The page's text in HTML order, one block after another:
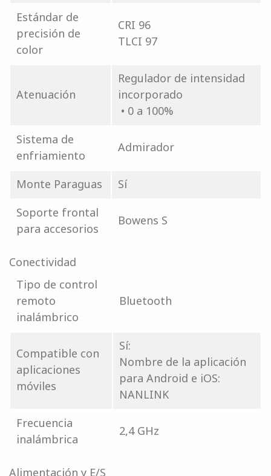
Estándar de
precisión de
color
CRI 96
TLCI 97
Atenuación
Regulador de intensidad
incorporado
• 0 a 100%
Sistema de
enfriamiento
Admirador
Monte Paraguas
Sí
Soporte frontal
para accesorios
Bowens S
Conectividad
Tipo de control
remoto
inalámbrico
Bluetooth
Compatible con
aplicaciones
móviles
Sí:
Nombre de la aplicación
para Android e iOS:
NANLINK
Frecuencia
inalámbrica
2,4 GHz
Alimentación y E/S